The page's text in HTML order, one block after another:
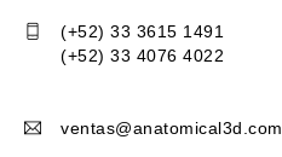
(+52) 33 3615 1491
(+52) 33 4076 4022
ventas@anatomical3d.com